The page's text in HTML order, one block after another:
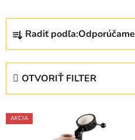
R
d
e
Radiť podľa:Odporúčame
OTVORIŤ FILTER
V
ý
AKCIA